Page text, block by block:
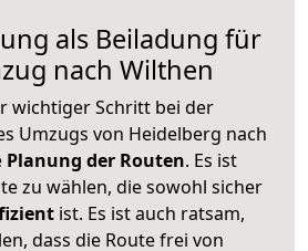
als Beiladung für
nach Wilthen
wichtiger Schritt bei der
Umzugs von Heidelberg nach
Planung der Routen. Es ist
zu wählen, die sowohl sicher
ist. Es ist auch ratsam,
dass die Route frei von